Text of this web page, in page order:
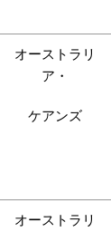
オーストラリ
ア・
ケアンズ
オーストラリ